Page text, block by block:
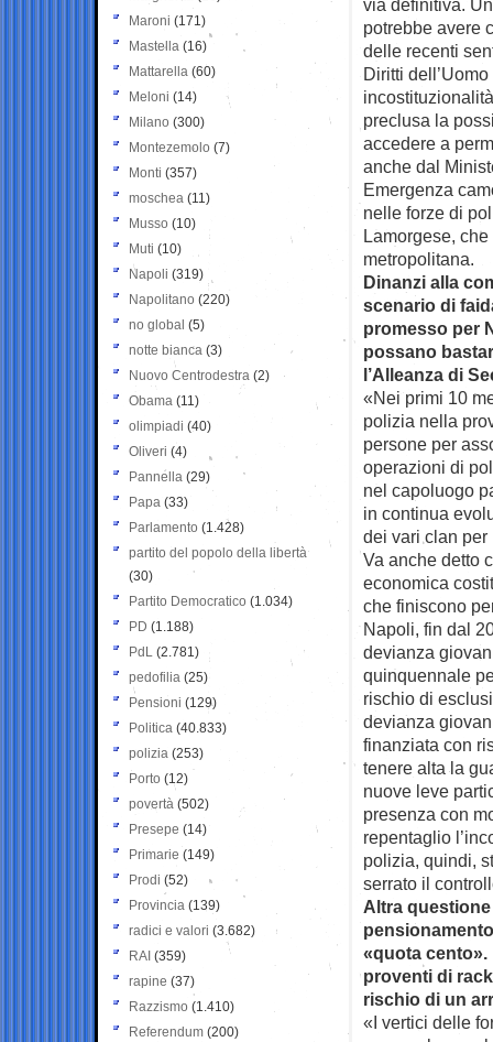
via definitiva.
potrebbe avere
delle recenti
Diritti
preclusa la
accedere a
anche dal
Emergenza
nelle forze di
Lamorgese,
metropolitana.
Dinanzi alla
scenario di
promesso per
possano
l’Alleanza di
«Nei primi 10
polizia nella
persone per
operazioni di
nel capoluogo
in continua
dei vari clan per
Va anche detto
economica
che finiscono
Napoli, fin dal
devianza
quinquennale
rischio di
devianza
finanziata con
tenere alta la
nuove leve
presenza con
repentaglio
polizia, quindi,
serrato il
Altra
«quota
proventi di
rischio di un
«I vertici delle
Maroni (171)
Mastella (16)
Mattarella (60)
Meloni (14)
Milano (300)
Montezemolo (7)
Monti (357)
moschea (11)
Musso (10)
Muti (10)
Napoli (319)
Napolitano (220)
no global (5)
notte bianca (3)
Nuovo Centrodestra (2)
Obama (11)
olimpiadi (40)
Oliveri (4)
Pannella (29)
Papa (33)
Parlamento (1.428)
partito del popolo della libertà
(30)
Partito Democratico (1.034)
PD (1.188)
PdL (2.781)
pedofilia (25)
Pensioni (129)
Politica (40.833)
polizia (253)
Porto (12)
povertà (502)
Presepe (14)
Primarie (149)
Prodi (52)
Provincia (139)
radici e valori (3.682)
RAI (359)
rapine (37)
Razzismo (1.410)
Referendum (200)